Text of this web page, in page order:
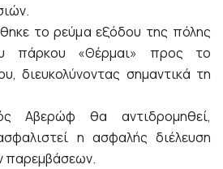
το ρεύμα εξόδου της πόλης
«Θέρμαι» προς το
διευκολύνοντας σημαντικά τη
Αβερώφ θα αντιδρομηθεί,
η ασφαλής διέλευση
παρεμβάσεων.